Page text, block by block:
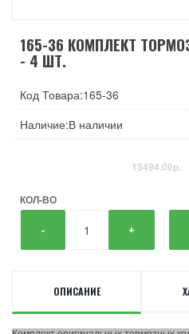
165-36 КОМПЛЕКТ
- 4 ШТ.
Код Товара:165-36
Наличие:В наличии
13494.00р.
КОЛ-ВО
- +
ОПИСАНИЕ